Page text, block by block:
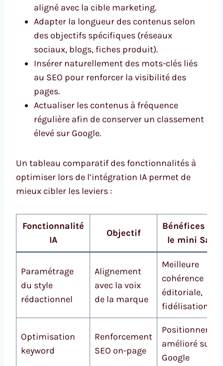
aligné avec la cible marketing.
Adapter la longueur des contenus selon
des objectifs spécifiques (réseaux
sociaux, blogs, fiches produit).
Insérer naturellement des mots-clés liés
au SEO pour renforcer la visibilité des
pages.
Actualiser les contenus à fréquence
régulière afin de conserver un classement
élevé sur Google.
Un tableau comparatif des fonctionnalités à
optimiser lors de l’intégration IA permet de
mieux cibler les leviers :
Fonctionnalité
IA
Objectif
Bénéfices
le mini SaaS
Paramétrage
du style
rédactionnel
Alignement
avec la voix
de la marque
Meilleure
cohérence
éditoriale,
fidélisation
Optimisation
keyword
Renforcement
SEO on-page
amélioré sur
Google